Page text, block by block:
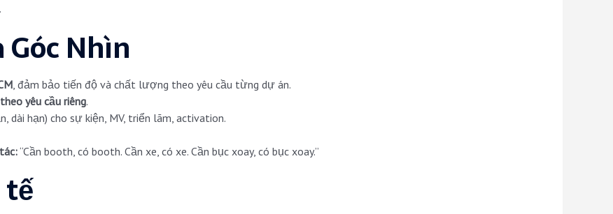
Nhìn
, đảm bảo tiến độ và chất lượng theo yêu cầu từng dự án.
yêu cầu riêng.
dài hạn) cho sự kiện, MV, triển lãm, activation.
“Cần booth, có booth. Cần xe, có xe. Cần bục xoay, có bục xoay.”